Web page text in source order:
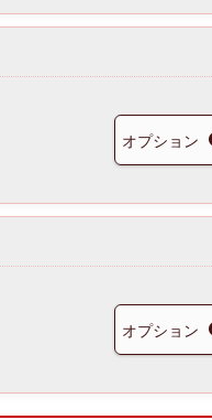
オプション
オプション